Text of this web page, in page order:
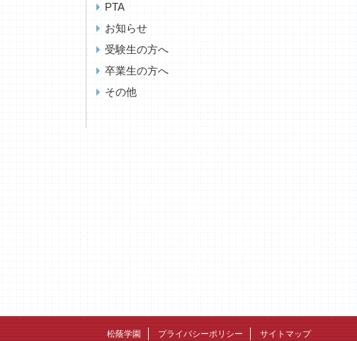
PTA
お知らせ
受験生の方へ
卒業生の方へ
その他
松蔭学園 プライバシーポリシー サイトマップ